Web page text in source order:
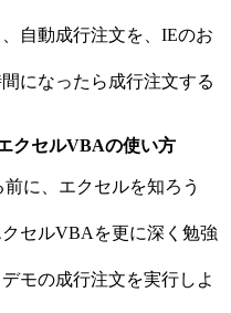
自動成行注文を、IEのお
になったら成行注文する
クセルVBAの使い方
に、エクセルを知ろう
セルVBAを更に深く勉強
モの成行注文を実行しよ